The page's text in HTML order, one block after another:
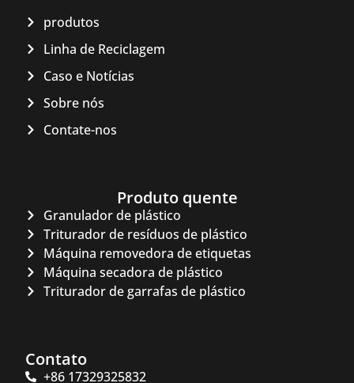
produtos
Linha de Reciclagem
Caso e Notícias
Sobre nós
Contate-nos
Produto quente
Granulador de plástico
Triturador de resíduos de plástico
Máquina removedora de etiquetas
Máquina secadora de plástico
Triturador de garrafas de plástico
Contato
+86 17329325832